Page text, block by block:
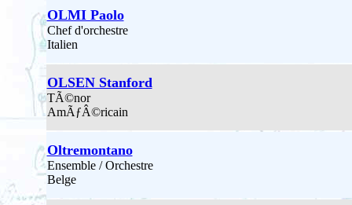
OLMI Paolo
Chef d'orchestre
Italien
OLSEN Stanford
TÃ©nor
AmÃƒÂ©ricain
Oltremontano
Ensemble / Orchestre
Belge